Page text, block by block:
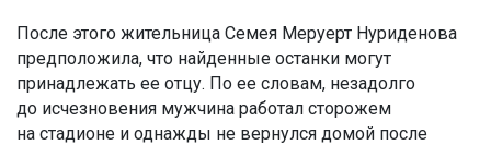
После этого жительница Семея Меруерт Нуриденова
предположила, что найденные останки могут
принадлежать ее отцу. По ее словам, незадолго
до исчезновения мужчина работал сторожем
на стадионе и однажды не вернулся домой после